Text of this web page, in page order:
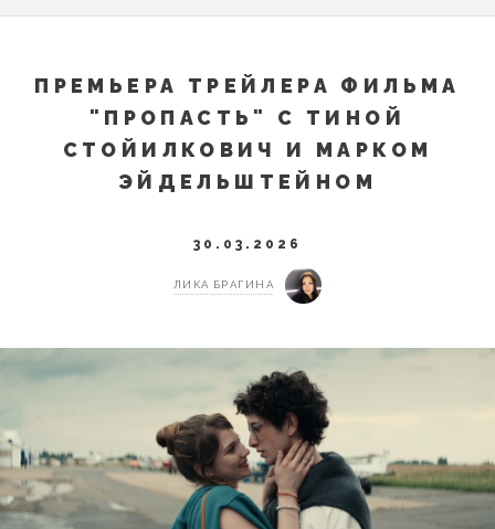
ПРЕМЬЕРА ТРЕЙЛЕРА ФИЛЬМА
"ПРОПАСТЬ" С ТИНОЙ
СТОЙИЛКОВИЧ И МАРКОМ
ЭЙДЕЛЬШТЕЙНОМ
30.03.2026
ЛИКА БРАГИНА